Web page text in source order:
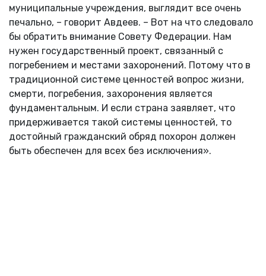
муниципальные учреждения, выглядит все очень
печально, – говорит Авдеев. – Вот на что следовало
бы обратить внимание Совету Федерации. Нам
нужен государственный проект, связанный с
погребением и местами захоронений. Потому что в
традиционной системе ценностей вопрос жизни,
смерти, погребения, захоронения является
фундаментальным. И если страна заявляет, что
придерживается такой системы ценностей, то
достойный гражданский обряд похорон должен
быть обеспечен для всех без исключения».